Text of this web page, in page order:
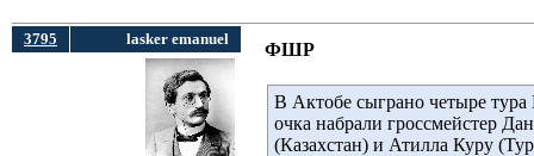
3795 lasker emanuel
ФШР
В Актобе сыграно четыре
очка набрали гроссмейстер
(Казахстан) и Атилла Куру